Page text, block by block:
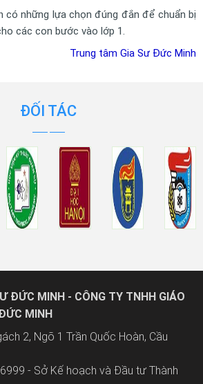
có những lựa chọn đúng đắn để chuẩn bị
các con bước vào lớp 1.
Trung tâm Gia Sư Đức Minh
ĐỐI TÁC
ĐỨC MINH - CÔNG TY TNHH GIÁO
MINH
2, Ngõ 1 Trần Quốc Hoàn, Cầu
- Sở Kế hoạch và Đầu tư Thành